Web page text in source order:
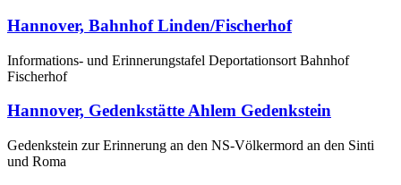
Hannover, Bahnhof Linden/Fischerhof
Informations- und Erinnerungstafel Deportationsort Bahnhof
Fischerhof
Hannover, Gedenkstätte Ahlem Gedenkstein
Gedenkstein zur Erinnerung an den NS-Völkermord an den Sinti
und Roma